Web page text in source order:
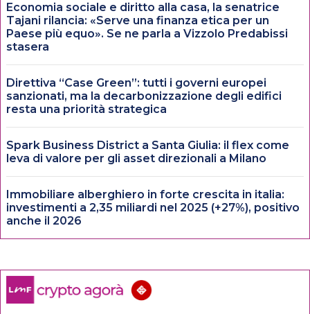
Economia sociale e diritto alla casa, la senatrice
Tajani rilancia: «Serve una finanza etica per un
Paese più equo». Se ne parla a Vizzolo Predabissi
stasera
Direttiva “Case Green”: tutti i governi europei
sanzionati, ma la decarbonizzazione degli edifici
resta una priorità strategica
Spark Business District a Santa Giulia: il flex come
leva di valore per gli asset direzionali a Milano
Immobiliare alberghiero in forte crescita in italia:
investimenti a 2,35 miliardi nel 2025 (+27%), positivo
anche il 2026